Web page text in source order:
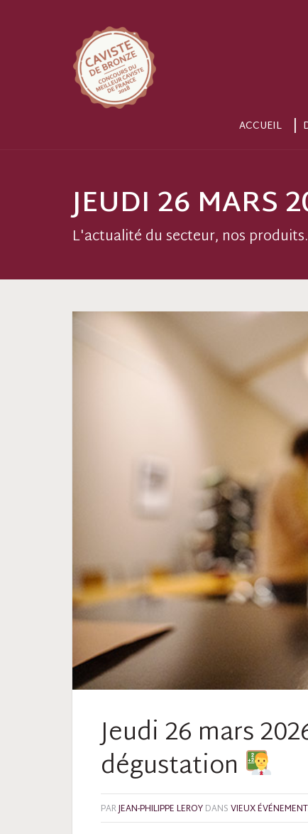
ACCUEIL
JEUDI 26 MARS
L'actualité du secteur, nos
Jeudi 26 mars
dégustation
PARJEAN-PHILIPPE LEROYDANSVIEUX